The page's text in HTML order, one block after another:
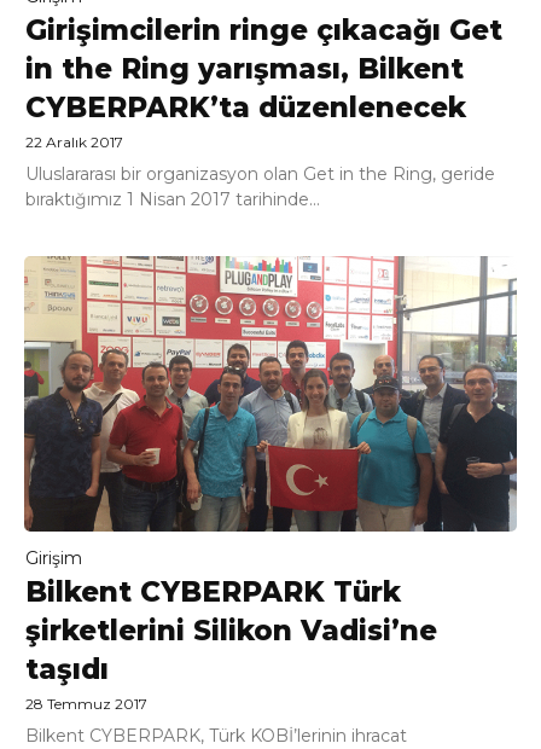
Girişimcilerin ringe çıkacağı Get
in the Ring yarışması, Bilkent
CYBERPARK’ta düzenlenecek
22 Aralık 2017
Uluslararası bir organizasyon olan Get in the Ring, geride
bıraktığımız 1 Nisan 2017 tarihinde...
Girişim
Bilkent CYBERPARK Türk
şirketlerini Silikon Vadisi’ne
taşıdı
28 Temmuz 2017
Bilkent CYBERPARK, Türk KOBİ’lerinin ihracat